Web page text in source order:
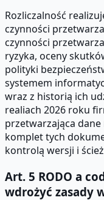
Rozliczalność
czynności
czynności
ryzyka, oceny
polityki
systemem
wraz z historią ich
realiach 2026 roku
przetwarzająca
komplet tych
kontrolą wersji i
Art. 5 RODO a
wdrożyć zasady